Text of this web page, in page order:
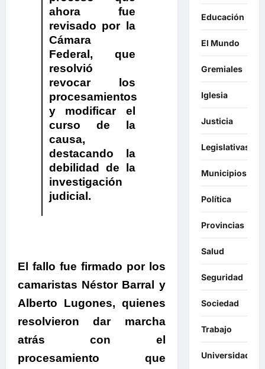
ahora fue
revisado por la
Cámara
Federal, que
resolvió
revocar los
procesamientos
y modificar el
curso de la
causa,
destacando la
debilidad de la
investigación
judicial.
El fallo fue firmado por los
camaristas Néstor Barral y
Alberto Lugones, quienes
resolvieron dar marcha
atrás con el
procesamiento que
Educación
El Mundo
Gremiales
Iglesia
Justicia
Legislativas
Municipios
Política
Provincias
Salud
Seguridad
Sociedad
Trabajo
Universidades